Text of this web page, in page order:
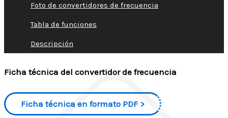
Foto de convertidores de frecuencia
Tabla de funciones
Descripción
Ficha técnica del convertidor de frecuencia
Ficha técnica en formato PDF